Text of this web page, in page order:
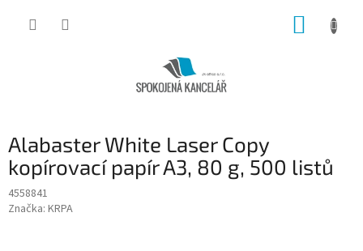
Alabaster White Laser Copy
kopírovací papír A3, 80 g, 500 listů
4558841
Značka: KRPA